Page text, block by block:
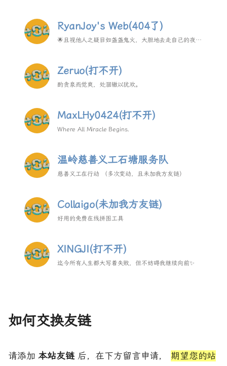
RyanJoy's Web(404了)
🌟且视他人之疑目如盏盏鬼火，大胆地去走自己的夜路
Zeruo(打不开)
酌贪泉而觉爽，处涸辙以犹欢。
MaxLHy0424(打不开)
Where All Miracle Begins.
温岭慈善义工石塘服务队
慈善义工在行动 （多次变动，且未加我方友链）
Collaigo(未加我方友链)
好用的免费在线拼图工具
XINGJI(打不开)
迄今所有人生都大写着失败，但不妨碍我继续向前✨
如何交换友链
请添加本站友链 后，在下方留言申请， 期望您的站